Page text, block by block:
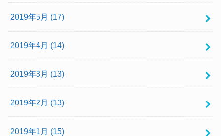
2019年5月 (17)
2019年4月 (14)
2019年3月 (13)
2019年2月 (13)
2019年1月 (15)